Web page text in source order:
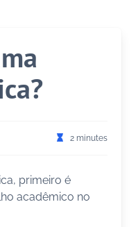
2 minutes
primeiro é
acadêmico no